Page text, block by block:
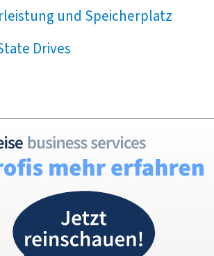
und Speicherplatz
Drives